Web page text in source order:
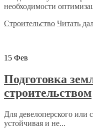
необходимости
Строительство Читать
15 Фев
Подготовка
строительством
Для девелоперского или
устойчивая и не...